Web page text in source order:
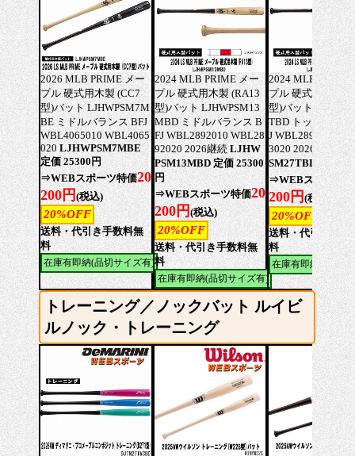
2026 MLB PRIME メー
プル 硬式用木製 (CC7
型)バット LJHWPSM7M
BE ミドルバランス BFJ
WBL4065010 WBL4065
020 LJHWPSM7MBE
定価 25300円
⇒WEBスポーツ特価20
200円(税込)
20%OFF
送料・代引き手数料無
料
在庫有即納(品切サイズ有)
2024 MLB PRIME メー
プル 硬式用木製 (RA13
型)バット LJHWPSM13
MBD ミドルバランス B
FJ WBL2892010 WBL28
92020 2026継続 LJHW
PSM13MBD 定価 25300
円
⇒WEBスポーツ特価20
200円 (税込)
20%OFF
送料・代引き手数料無
料
在庫有即納(品切サイズ有)
2024 MLB PRIME
プル 硬式用木製
型)バット
TBD トップバラン
J WBL2893010
3020 2026継続
SM27TBD 定価
⇒WEBスポーツ
200円 (税込)
20%OFF
送料・代引き手数
料
在庫有即納(品切サ
トレーニング／ノックバット ルイビ
ルノック・トレーニング